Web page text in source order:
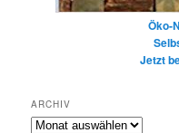
Öko-
Jetzt
ARCHIV
Archiv